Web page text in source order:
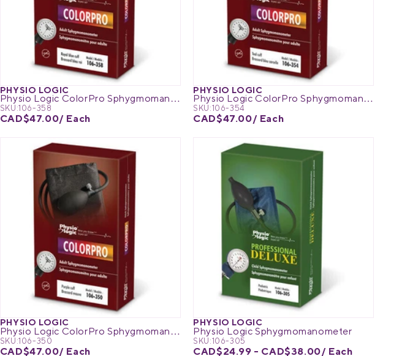
PHYSIO LOGIC
Physio Logic ColorPro Sphygmomanometer
SKU:106-358
CAD$47.00/ Each
PHYSIO LOGIC
Physio Logic ColorPro Sphygmomanometer
SKU:106-354
CAD$47.00/ Each
PHYSIO LOGIC
Physio Logic ColorPro Sphygmomanometer
SKU:106-350
CAD$47.00/ Each
PHYSIO LOGIC
Physio Logic Sphygmomanometer
SKU:106-305
CAD$24.99 - CAD$38.00/ Each